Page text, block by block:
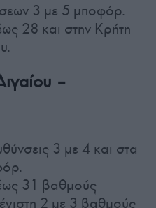
3 με 5 μποφόρ.
28 και στην Κρήτη
–
3 με 4 και στα
31 βαθμούς
2 με 3 βαθμούς